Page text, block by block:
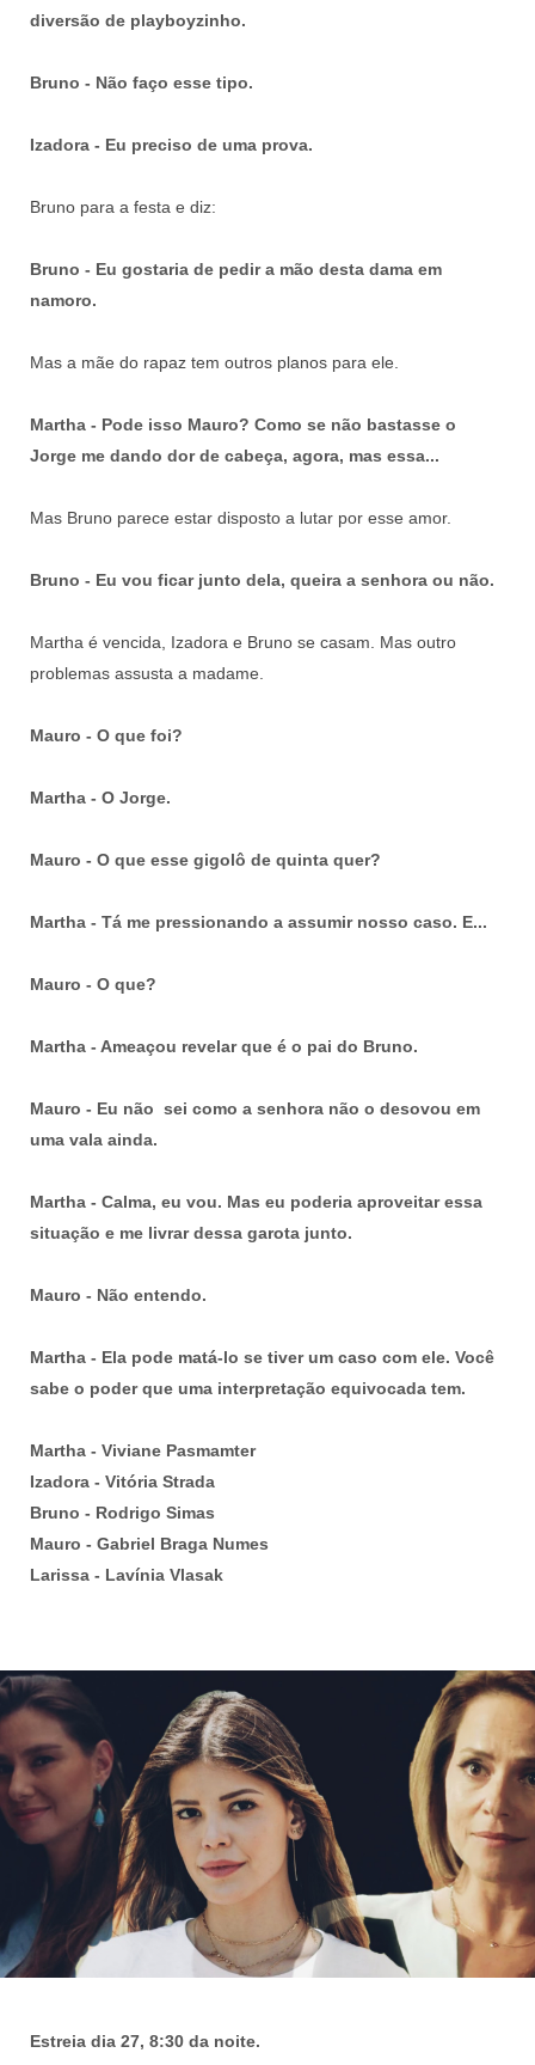
diversão de playboyzinho.
Bruno - Não faço esse tipo.
Izadora - Eu preciso de uma prova.
Bruno para a festa e diz:
Bruno - Eu gostaria de pedir a mão desta dama em
namoro.
Mas a mãe do rapaz tem outros planos para ele.
Martha - Pode isso Mauro? Como se não bastasse o
Jorge me dando dor de cabeça, agora, mas essa...
Mas Bruno parece estar disposto a lutar por esse amor.
Bruno - Eu vou ficar junto dela, queira a senhora ou não.
Martha é vencida, Izadora e Bruno se casam. Mas outro
problemas assusta a madame.
Mauro - O que foi?
Martha - O Jorge.
Mauro - O que esse gigolô de quinta quer?
Martha - Tá me pressionando a assumir nosso caso. E...
Mauro - O que?
Martha - Ameaçou revelar que é o pai do Bruno.
Mauro - Eu não sei como a senhora não o desovou em
uma vala ainda.
Martha - Calma, eu vou. Mas eu poderia aproveitar essa
situação e me livrar dessa garota junto.
Mauro - Não entendo.
Martha - Ela pode matá-lo se tiver um caso com ele. Você
sabe o poder que uma interpretação equivocada tem.
Martha - Viviane Pasmamter
Izadora - Vitória Strada
Bruno - Rodrigo Simas
Mauro - Gabriel Braga Numes
Larissa - Lavínia Vlasak
Estreia dia 27, 8:30 da noite.